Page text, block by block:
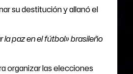
su destitución y allanó el
la paz en el fútbol» brasileño
organizar las elecciones